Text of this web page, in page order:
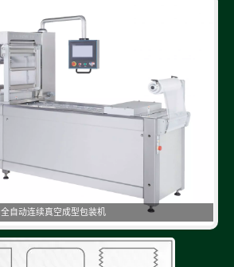
全自动连续真空成型包装机